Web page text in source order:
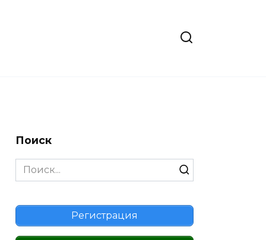
Поиск
Search
for:
Регистрация